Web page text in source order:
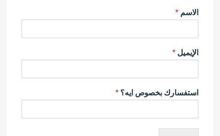
الاسم *
الإيميل *
استفسارك بخصوص ايه؟ *